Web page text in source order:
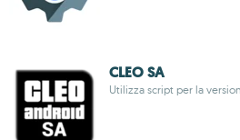
CLEO SA
Utilizza script per la